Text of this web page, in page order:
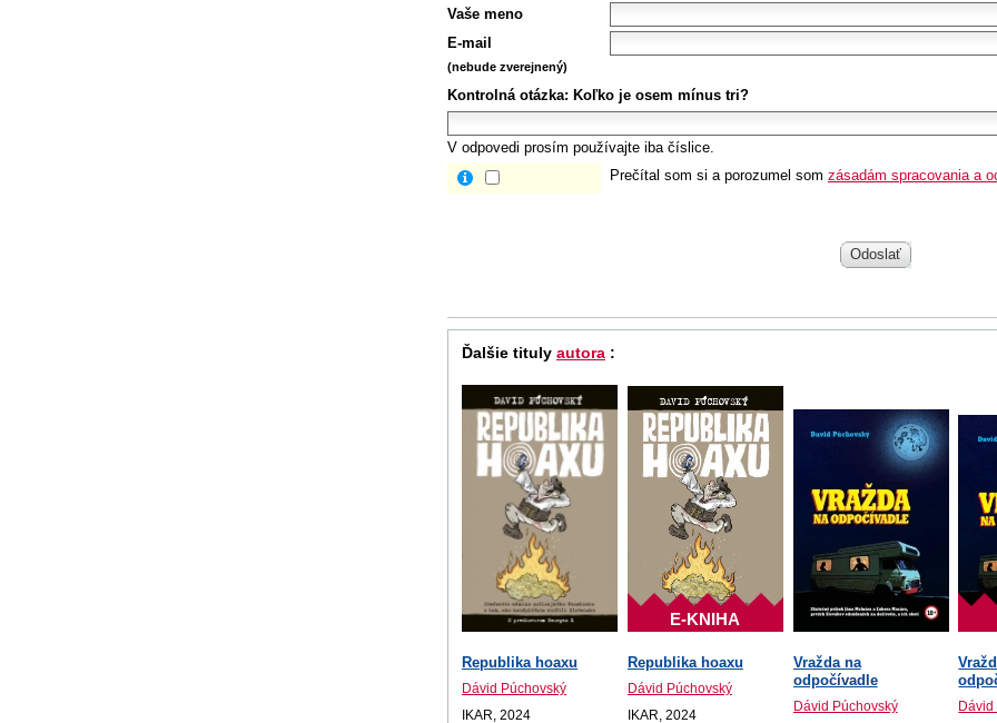
Vaše meno
E-mail
(nebude zverejnený)
Kontrolná otázka: Koľko je osem mínus tri?
V odpovedi prosím používajte iba číslice.
Prečítal som si a porozumel som zásadám spracovania a
Odoslať
Ďalšie tituly autora :
Republika hoaxu
Dávid Púchovský
IKAR, 2024
E-KNIHA
Republika hoaxu
Dávid Púchovský
IKAR, 2024
Vražda na
odpočívadle
Dávid Púchovský
Dávid